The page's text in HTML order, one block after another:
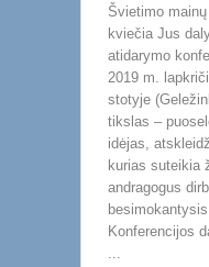
Švietimo
kviečia Jus
atidarymo
2019 m.
stotyje
tikslas –
idėjas,
kurias suteikia
andragogus
Konferencijos
...